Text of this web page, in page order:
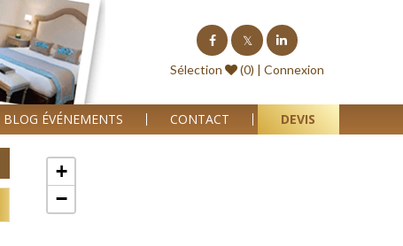
Sélection (0) | Connexion
BLOG ÉVÉNEMENTS CONTACT DEVIS
+
−